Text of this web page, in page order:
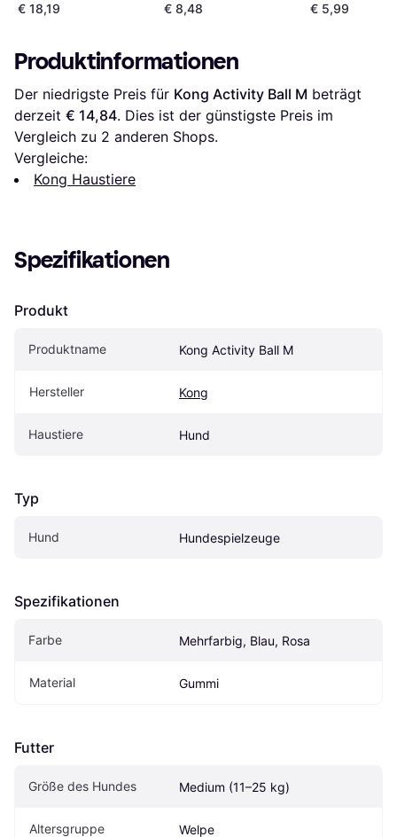
€ 18,19
€ 8,48
€ 5,99
Produktinformationen
Der niedrigste Preis für Kong Activity Ball M beträgt
derzeit € 14,84. Dies ist der günstigste Preis im
Vergleich zu 2 anderen Shops.
Vergleiche:
Kong Haustiere
Spezifikationen
Produkt
Produktname Kong Activity Ball M
Hersteller Kong
Haustiere Hund
Typ
Hund Hundespielzeuge
Spezifikationen
Farbe Mehrfarbig, Blau, Rosa
Material Gummi
Futter
Größe des Hundes Medium (11–25 kg)
Altersgruppe Welpe